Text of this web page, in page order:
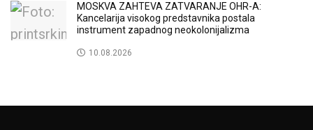
MOSKVA ZAHTEVA ZATVARANJE OHR-A:
Kancelarija visokog predstavnika postala
instrument zapadnog neokolonijalizma
10.08.2026